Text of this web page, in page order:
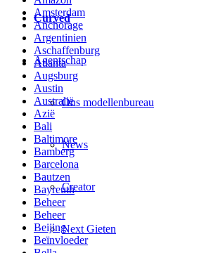
Curved
Agentschap
Ons modellenbureau
News
Creator
Next Gieten
Amsterdam
Anchorage
Argentinien
Aschaffenburg
Atlanta
Augsburg
Austin
Australië
Azië
Bali
Baltimore
Bamberg
Barcelona
Bautzen
Bayreuth
Beheer
Beheer
Beijing
Beïnvloeder